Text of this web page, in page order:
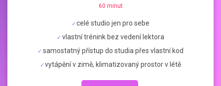
60 minut
celé studio jen pro sebe
vlastní trénink bez vedení lektora
samostatný přístup do studia přes vlastní kod
vytápění v zimě, klimatizovaný prostor v létě